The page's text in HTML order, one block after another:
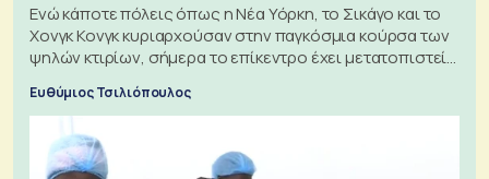
Ενώ κάποτε πόλεις όπως η Νέα Υόρκη, το Σικάγο και το
Χονγκ Κονγκ κυριαρχούσαν στην παγκόσμια κούρσα των
ψηλών κτιρίων, σήμερα το επίκεντρο έχει μετατοπιστεί
Ευθύμιος Τσιλιόπουλος